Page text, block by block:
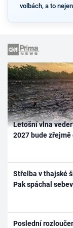
volbách, a to
Letošní vlna
2027 bude
Střelba v thajské
Pak spáchal
Poslední